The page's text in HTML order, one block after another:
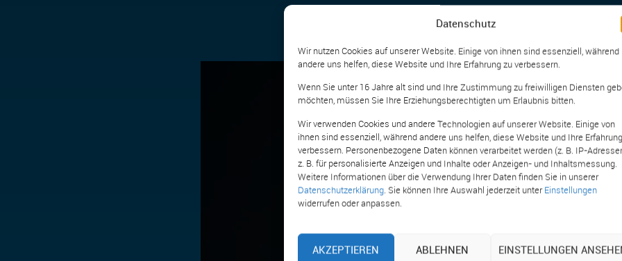
Datenschutz
Wir nutzen Cookies auf unserer Website. Einige von ihnen sind essenziell, während
andere uns helfen, diese Website und Ihre Erfahrung zu verbessern.
Wenn Sie unter 16 Jahre alt sind und Ihre Zustimmung zu freiwilligen Diensten
möchten, müssen Sie Ihre Erziehungsberechtigten um Erlaubnis bitten.
Wir verwenden Cookies und andere Technologien auf unserer Website. Einige von
ihnen sind essenziell, während andere uns helfen, diese Website und Ihre
verbessern. Personenbezogene Daten können verarbeitet werden (z. B. IP-
z. B. für personalisierte Anzeigen und Inhalte oder Anzeigen- und Inhaltsmessung.
Weitere Informationen über die Verwendung Ihrer Daten finden Sie in unserer
Datenschutzerklärung. Sie können Ihre Auswahl jederzeit unter Einstellungen
widerrufen oder anpassen.
AKZEPTIEREN ABLEHNEN EINSTELLUNGEN
gemäß (EU) 2024/573